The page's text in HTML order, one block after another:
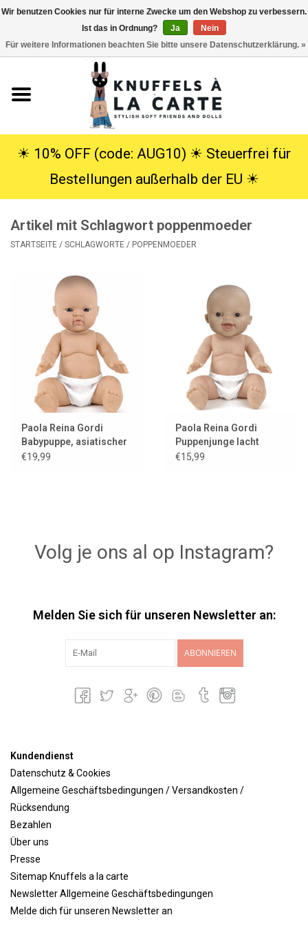
Kuscheltiere
SALE
Lookbooks
Marken
☀︎ 10% OFF (code: AUG10) ☀︎ Steuerfrei für
Bestellungen außerhalb der EU ☀︎
Artikel mit Schlagwort poppenmoeder
STARTSEITE / SCHLAGWORTE / POPPENMOEDER
Paola Reina Gordi
Babypuppe, asiatischer
Junge, blaue Augen
€19,99
Paola Reina Gordi
Puppenjunge lacht
braune Augen
€15,99
Volg je ons al op Instagram?
Melden Sie sich für unseren Newsletter an:
ABONNIEREN
Kundendienst
Datenschutz & Cookies
Allgemeine Geschäftsbedingungen / Versandkosten /
Rücksendung
Bezahlen
Über uns
Presse
Sitemap Knuffels a la carte
Newsletter Allgemeine Geschäftsbedingungen
Melde dich für unseren Newsletter an
Wir benutzen Cookies nur für interne Zwecke um den Webshop zu verbessern.
Ist das in Ordnung?
Ja
Nein
Für weitere Informationen beachten Sie bitte unsere Datenschutzerklärung. »